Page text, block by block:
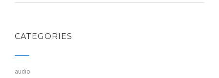
CATEGORIES
audio